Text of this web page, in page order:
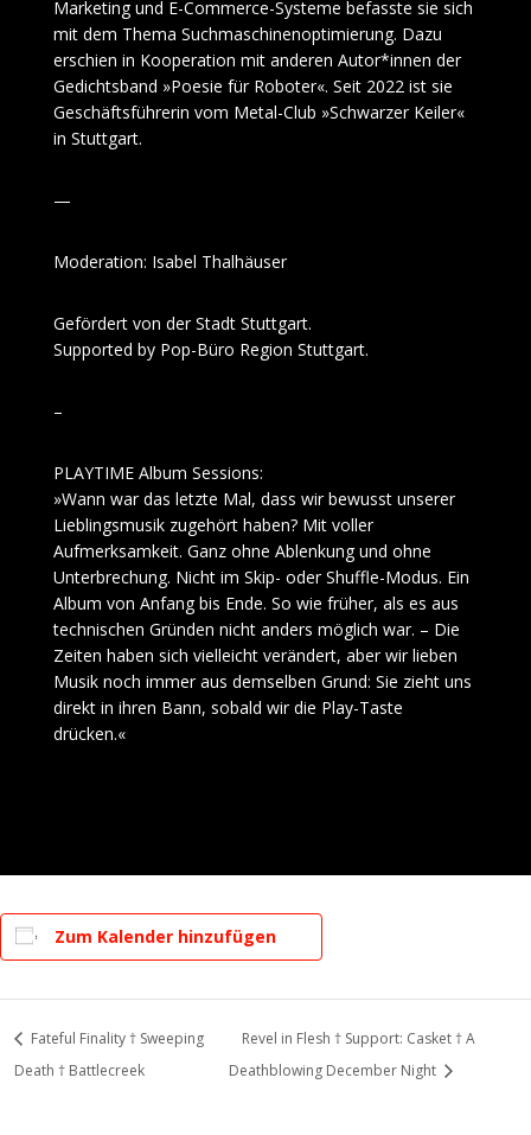
Marketing und E-Commerce-Systeme befasste sie sich
mit dem Thema Suchmaschinenoptimierung. Dazu
erschien in Kooperation mit anderen Autor*innen der
Gedichtsband »Poesie für Roboter«. Seit 2022 ist sie
Geschäftsführerin vom Metal-Club »Schwarzer Keiler«
in Stuttgart.
—
Moderation: Isabel Thalhäuser
Gefördert von der Stadt Stuttgart.
Supported by Pop-Büro Region Stuttgart.
–
PLAYTIME Album Sessions:
»Wann war das letzte Mal, dass wir bewusst unserer
Lieblingsmusik zugehört haben? Mit voller
Aufmerksamkeit. Ganz ohne Ablenkung und ohne
Unterbrechung. Nicht im Skip- oder Shuffle-Modus. Ein
Album von Anfang bis Ende. So wie früher, als es aus
technischen Gründen nicht anders möglich war. – Die
Zeiten haben sich vielleicht verändert, aber wir lieben
Musik noch immer aus demselben Grund: Sie zieht uns
direkt in ihren Bann, sobald wir die Play-Taste
drücken.«
Zum Kalender hinzufügen
Fateful Finality † Sweeping
Death † Battlecreek
Revel in Flesh † Support: Casket † A
Deathblowing December Night